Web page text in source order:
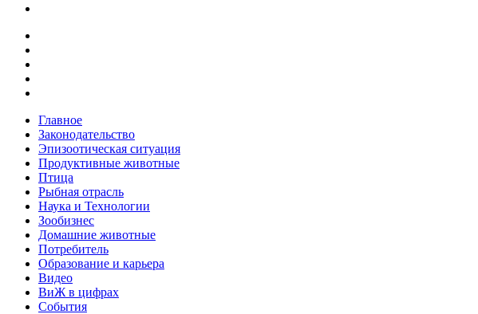
Главное
Законодательство
Эпизоотическая ситуация
Продуктивные животные
Птица
Рыбная отрасль
Наука и Технологии
Зообизнес
Домашние животные
Потребитель
Образование и карьера
Видео
ВиЖ в цифрах
События